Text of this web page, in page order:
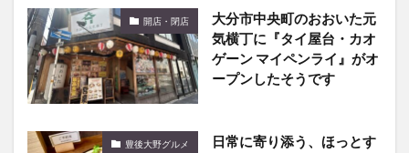
開店・閉店
大分市中央町のおおいた元
気横丁に『タイ屋台・カオ
ゲーン マイペンライ』がオ
ープンしたそうです
豊後大野グルメ
日常に寄り添う、ほっとす